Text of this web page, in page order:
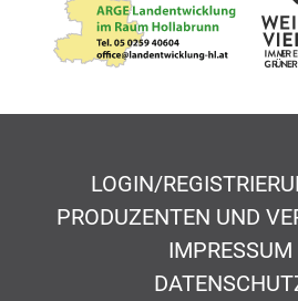
LOGIN/
PRODUZENTEN UND
IMPRESSUM